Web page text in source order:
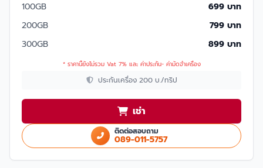
100GB
699 บาท
200GB
799 บาท
300GB
899 บาท
* ราคานี้ยังไม่รวม Vat 7% และ ค่าประกัน- ค่ามัดจำเครื่อง
ประกันเครื่อง 200 บ./ทริป
เช่า
ติดต่อสอบถาม
089-011-5757